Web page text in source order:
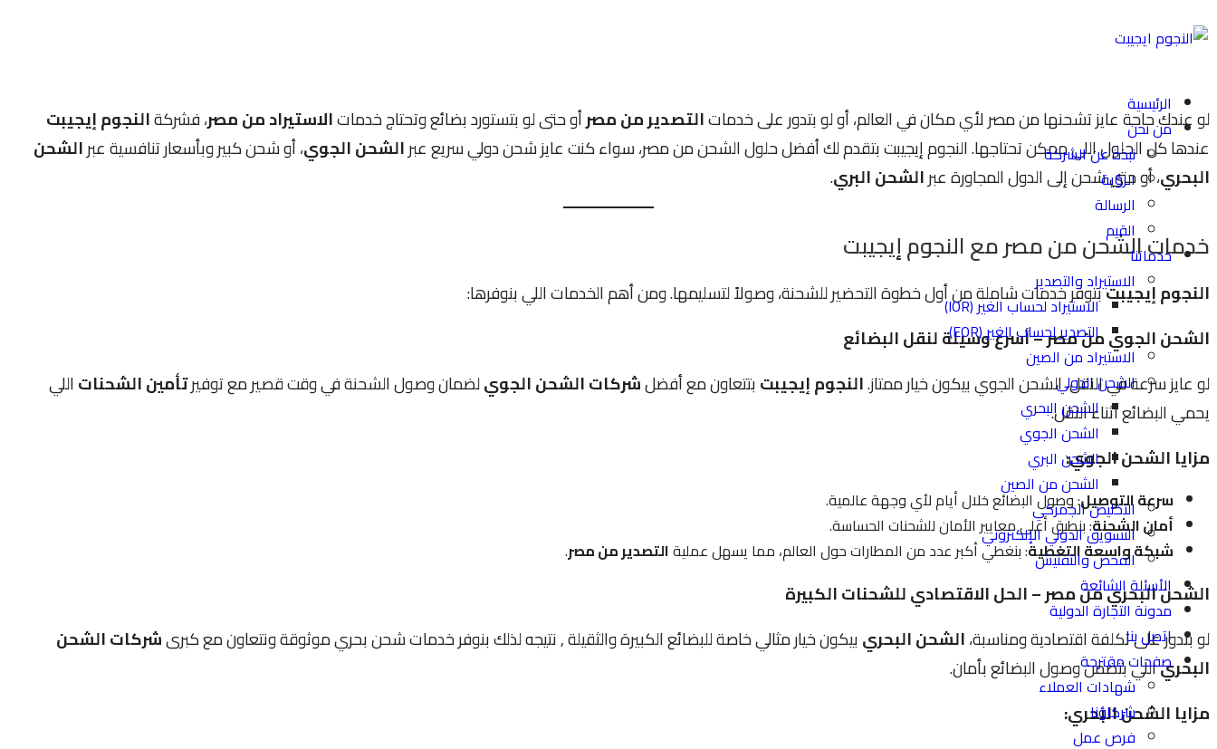
الرئيسية
من نحن
نبذة عن الشركة
الرؤية
الرسالة
القيم
خدماتنا
الاستيراد والتصدير
الاستيراد لحساب الغير (IOR)
التصدير لحساب الغير (EOR)
الاستيراد من الصين
الشحن الدولي
الشحن البحري
الشحن الجوي
الشحن البري
الشحن من الصين
التخليص الجمركي
التسويق الدولي الإلكتروني
الفحص والتفتيش
الأسئلة الشائعة
مدونة التجارة الدولية
اتصل بنا
صفحات مقترحة
شهادات العملاء
شركاؤنا
فرص عمل
لو عندك حاجة عايز تشحنها من مصر لأي مكان في العالم، أو لو بتدور على خدماتالتصدير من مصرأو حتى لو بتستورد بضائع وتحتاج خدماتالاستيراد من مصر، فشركةالنجوم إيجيبت
عندها كل الحلول اللي ممكن تحتاجها. النجوم إيجيبت بتقدم لك أفضل حلول الشحن من مصر، سواء كنت عايز شحن دولي سريع عبرالشحن الجوي، أو شحن كبير وبأسعار تنافسية عبرالشحن
البحري، أو حتى شحن إلى الدول المجاورة عبرالشحن البري.
خدمات الشحن من مصر مع النجوم إيجيبت
النجوم إيجيبتبتوفر خدمات شاملة من أول خطوة التحضير للشحنة، وصولاً لتسليمها. ومن أهم الخدمات اللي بنوفرها:
الشحن الجوي من مصر – أسرع وسيلة لنقل البضائع
لو عايز سرعة في النقل، الشحن الجوي بيكون خيار ممتاز.النجوم إيجيبتبتتعاون مع أفضلشركات الشحن الجويلضمان وصول الشحنة في وقت قصير مع توفيرتأمين الشحناتاللي
يحمي البضائع أثناء النقل.
مزايا الشحن الجوي:
سرعة التوصيل: وصول البضائع خلال أيام لأي وجهة عالمية.
أمان الشحنة: بنطبق أعلى معايير الأمان للشحنات الحساسة.
شبكة واسعة التغطية: بنغطي أكبر عدد من المطارات حول العالم، مما يسهل عمليةالتصدير من مصر.
الشحن البحري من مصر – الحل الاقتصادي للشحنات الكبيرة
لو بتدور على تكلفة اقتصادية ومناسبة،الشحن البحريبيكون خيار مثالي خاصة للبضائع الكبيرة والثقيلة , نتيجه لذلك بنوفر خدمات شحن بحري موثوقة ونتعاون مع كبرىشركات الشحن
البحرياللي بتضمن وصول البضائع بأمان.
مزايا الشحن البحري: